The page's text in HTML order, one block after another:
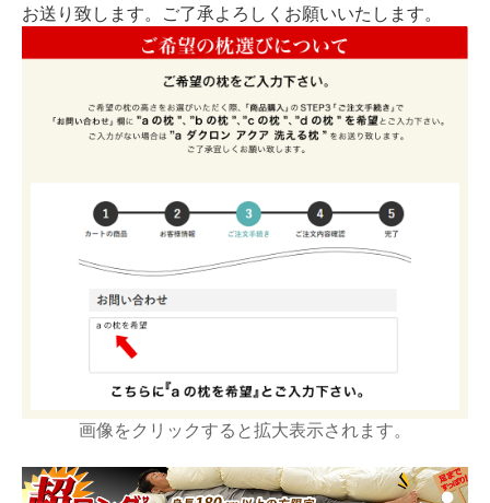
お送り致します。ご了承よろしくお願いいたします。
画像をクリックすると拡大表示されます。